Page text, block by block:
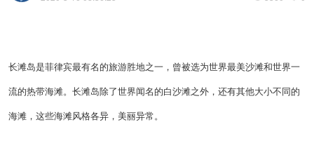
长滩岛是菲律宾最有名的旅游胜地之一，曾被选为世界最美沙滩和世界一
流的热带海滩。长滩岛除了世界闻名的白沙滩之外，还有其他大小不同的
海滩，这些海滩风格各异，美丽异常。